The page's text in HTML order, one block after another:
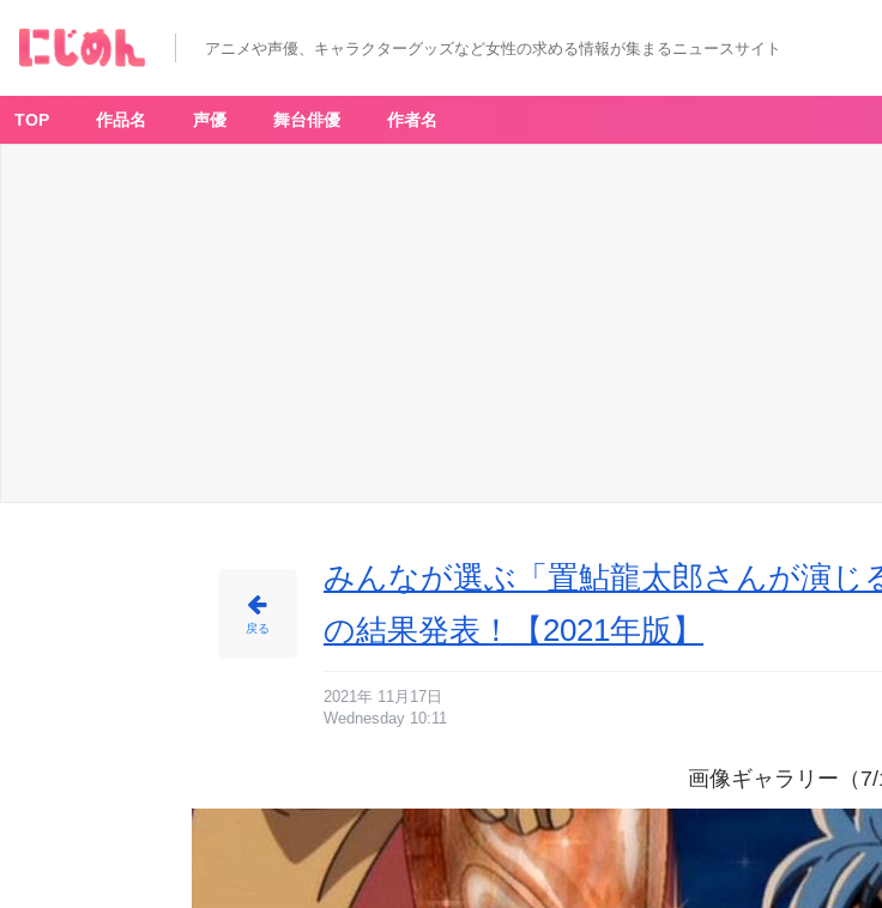
（ト
-
ニ
メ
情
アニメや声優、キャラクターグッズなど女性の求める情報が集まるニュースサイト
TOP 作品名 声優 舞台俳優 作者名
戻る
みんなが選ぶ「置鮎龍太郎さんが演じ
の結果発表！【2021年版】
2021年 11月17日
Wednesday 10:11
画像ギャラリー（7/